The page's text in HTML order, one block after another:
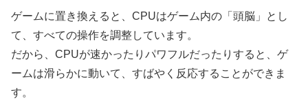
ゲームに置き換えると、CPUはゲーム内の「頭脳」とし
て、すべての操作を調整しています。
だから、CPUが速かったりパワフルだったりすると、ゲ
ームは滑らかに動いて、すばやく反応することができま
す。